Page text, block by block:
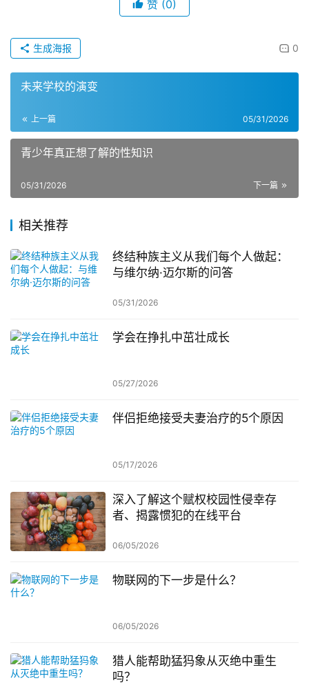
赞 (0)
0
生成海报
未来学校的演变
上一篇 05/31/2026
青少年真正想了解的性知识
下一篇
05/31/2026
相关推荐
终结种族主义从我们每个人做起：
与维尔纳·迈尔斯的问答
05/31/2026
学会在挣扎中茁壮成长
05/27/2026
伴侣拒绝接受夫妻治疗的5个原因
05/17/2026
深入了解这个赋权校园性侵幸存
者、揭露惯犯的在线平台
06/05/2026
物联网的下一步是什么？
06/05/2026
猎人能帮助猛犸象从灭绝中重生
吗？